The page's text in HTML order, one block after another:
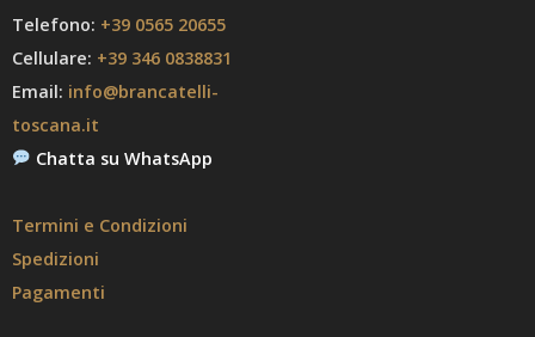
Telefono: +39 0565 20655
Cellulare: +39 346 0838831
Email: info@brancatelli-
toscana.it
Chatta su WhatsApp
Termini e Condizioni
Spedizioni
Pagamenti